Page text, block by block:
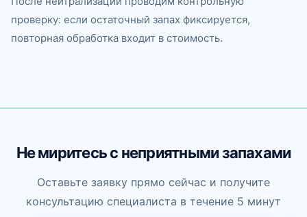
проверку: если остаточный запах фиксируется,
повторная обработка входит в стоимость.
Не миритесь с неприятными запахами
Оставьте заявку прямо сейчас и получите
консультацию специалиста в течение 5 минут